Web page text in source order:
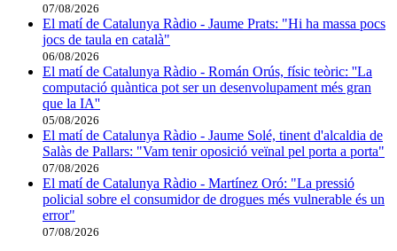
07/08/2026
El matí de Catalunya Ràdio - Jaume Prats: "Hi ha massa pocs
jocs de taula en català"
06/08/2026
El matí de Catalunya Ràdio - Román Orús, físic teòric: ''La
computació quàntica pot ser un desenvolupament més gran
que la IA''
05/08/2026
El matí de Catalunya Ràdio - Jaume Solé, tinent d'alcaldia de
Salàs de Pallars: "Vam tenir oposició veïnal pel porta a porta"
07/08/2026
El matí de Catalunya Ràdio - Martínez Oró: "La pressió
policial sobre el consumidor de drogues més vulnerable és un
error"
07/08/2026